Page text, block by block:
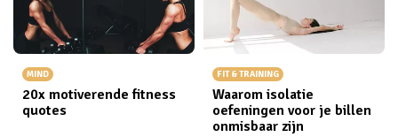
MIND
20x motiverende fitness
quotes
FIT & TRAINING
Waarom isolatie
oefeningen voor je billen
onmisbaar zijn